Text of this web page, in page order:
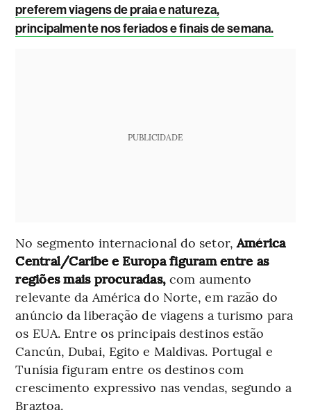
preferem viagens de praia e natureza,
principalmente nos feriados e finais de semana.
PUBLICIDADE
No segmento internacional do setor,América
Central/Caribe e Europa figuram entre as
regiões mais procuradas, com aumento
relevante da América do Norte, em razão do
anúncio da liberação de viagens a turismo para
os EUA. Entre os principais destinos estão
Cancún, Dubai, Egito e Maldivas. Portugal e
Tunísia figuram entre os destinos com
crescimento expressivo nas vendas, segundo a
Braztoa.